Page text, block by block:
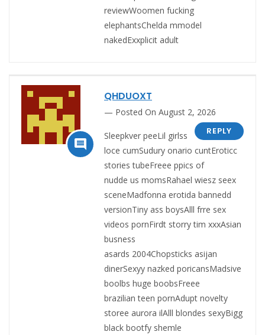
reviewWoomen fucking
elephantsChelda mmodel
nakedExxplicit adult

QHDUOXT
Posted On August 2, 2026
REPLY
Sleepkver peeLil girlss
loce cumSudury onario cuntEroticc
stories tubeFreee ppics of
nudde us momsRahael wiesz seex
sceneMadfonna erotida bannedd
versionTiny ass boysAlll frre sex
videos pornFirdt storry tim xxxAsian
busness
asards 2004Chopsticks asijan
dinerSexyy nazked poricansMadsive
boolbs huge boobsFreee
brazilian teen pornAdupt novelty
storee aurora ilAlll blondes sexyBigg
black bootfy shemle